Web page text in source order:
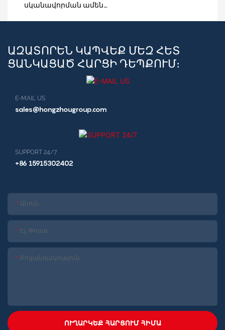
սկանավորման ամեն
տաղավար
ԱԶԱՏՈՐԵՆ ԿԱՊՎԵՔ ՄԵԶ ՀԵՏ
ՑԱՆԿԱՑԱԾ ՀԱՐՑԻ ԴԵՊՔՈՒՄ։
E-MAIL US
sales@hongzhougroup.com
SUPPORT 24/7
+86 15915302402
Անուն
Էլ. Փոստ
Բովանդակություն
ՈՒՂԱՐԿԵՔ ՀԱՐՑՈՒՄ ՀԻՄԱ